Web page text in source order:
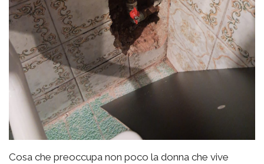
Cosa che preoccupa non poco la donna che vive